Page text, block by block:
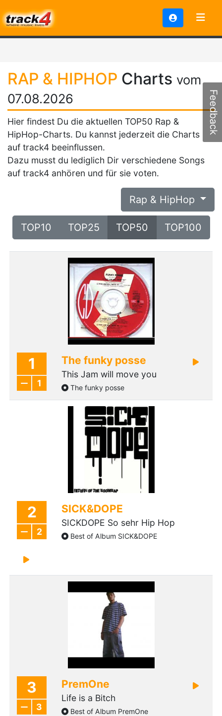
RAP & HIPHOP Charts vom
07.08.2026
Hier findest Du die aktuellen TOP50 Rap &
HipHop-Charts. Du kannst jederzeit die Charts
auf track4 beeinflussen.
Dazu musst du lediglich Dir verschiedene Songs
auf track4 anhören und für sie voten.
Rap & HipHop
TOP10 TOP25 TOP50 TOP100
1
1
The funky posse
This Jam will move you
The funky posse
2
2
SICK&DOPE
SICKDOPE So sehr Hip Hop
Best of Album SICK&DOPE
3
3
PremOne
Life is a Bitch
Best of Album PremOne
Feedback